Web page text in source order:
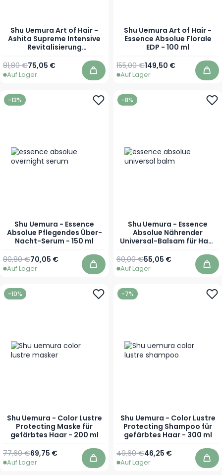
Shu Uemura Art of Hair -
Ashita Supreme Intensive
Revitalisierung
revitalisiertes Haar - 90 ml
Sonderpreis
75,05 €
Regulärer Preis
81,80 €
Auf Lager In den Warenkorb
Shu Uemura Art of Hair -
Essence Absolue Florale
EDP - 100 ml
Sonderpreis
149,50 €
Regulärer Preis
155,00 €
Auf Lager In
-13%
Shu Uemura - Essence
Absolue Pflegendes Über-
Nacht-Serum - 150 ml
Sonderpreis
70,05 €
Regulärer Preis
80,80 €
Auf Lager In den Warenkorb
-8%
Shu Uemura - Essence
Absolue Nährender
Universal-Balsam für Haar
Sonderpreis
55,05 €
Regulärer Preis
60,00 €
Auf Lager In
-10%
Shu Uemura - Color Lustre
Protecting Maske für
gefärbtes Haar - 200 ml
Sonderpreis
69,75 €
Regulärer Preis
77,60 €
Auf Lager In den Warenkorb
-7%
Shu Uemura - Color Lustre
Protecting Shampoo für
gefärbtes Haar - 300 ml
Sonderpreis
46,25 €
Regulärer Preis
49,60 €
Auf Lager In